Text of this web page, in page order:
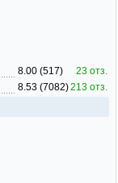
8.00 (517)
23 отз.
8.53 (7082)213 отз.